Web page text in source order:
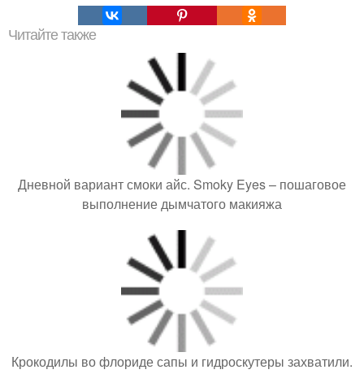
Читайте также
Дневной вариант смоки айс. Smoky Eyes – пошаговое
выполнение дымчатого макияжа
Крокодилы во флориде сапы и гидроскутеры захватили.